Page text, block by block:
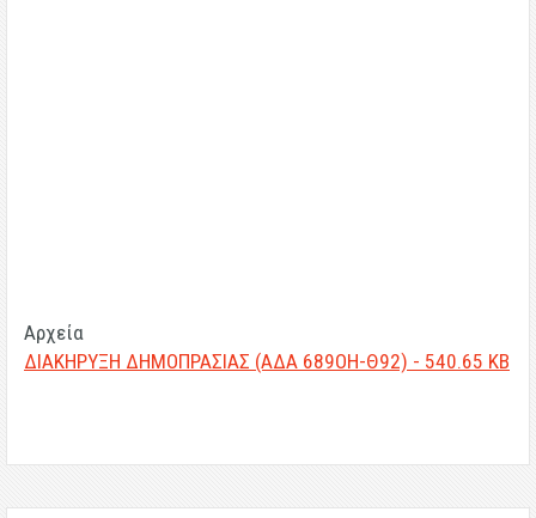
Αρχεία
ΔΙΑΚΗΡΥΞΗ ΔΗΜΟΠΡΑΣΙΑΣ (ΑΔΑ 689ΟΗ-Θ92) - 540.65 KB